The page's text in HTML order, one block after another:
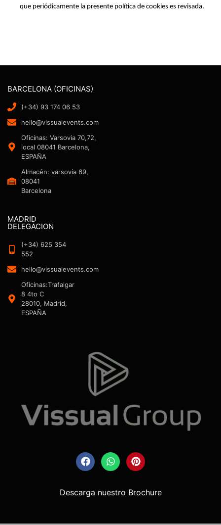
que periódicamente la presente política de cookies es revisada.
BARCELONA (OFICINAS)
(+34) 93 174 06 53
hello@vissualevents.com
Oficinas: Varsovia 70,72,
local 08041 Barcelona,
ESPAÑA
Almacén: varsovia 69,
08041
Barcelona
MADRID
DELEGACION
(+34) 625 354
552
hello@vissualevents.com
Oficinas:Trafalgar
8 4to C
28010, Madrid,
ESPAÑA
Descarga nuestro Brochure